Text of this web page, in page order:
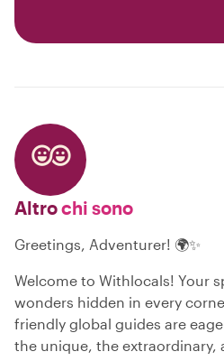
Altrochi sono
Greetings, Adventurer! 🌍✨
Welcome to Withlocals! Your
wonders hidden in every
friendly global guides are
the unique, the extraordinary,